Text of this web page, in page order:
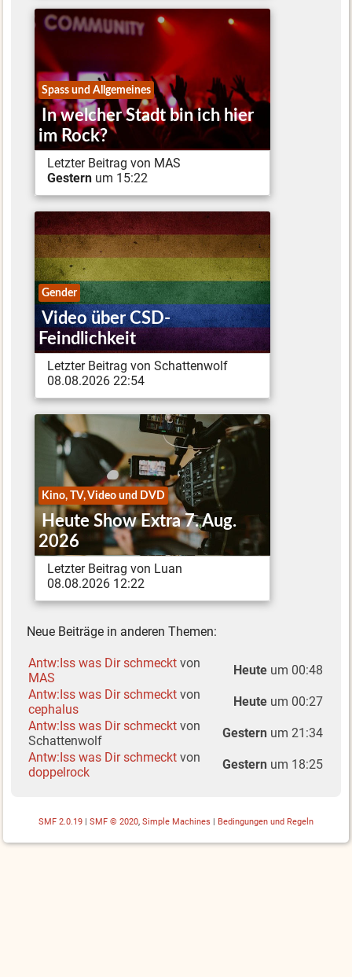
Spass und Allgemeines
In welcher Stadt bin ich hier
im Rock?
Letzter Beitrag von MAS
Gestern um 15:22
Gender
Video über CSD-
Feindlichkeit
Letzter Beitrag von Schattenwolf
08.08.2026 22:54
Kino, TV, Video und DVD
Heute Show Extra 7. Aug.
2026
Letzter Beitrag von Luan
08.08.2026 12:22
Neue Beiträge in anderen Themen:
Antw:Iss was Dir schmeckt von
MAS
Heute um 00:48
Antw:Iss was Dir schmeckt von
cephalus
Heute um 00:27
Antw:Iss was Dir schmeckt von
Schattenwolf
Gestern um 21:34
Antw:Iss was Dir schmeckt von
doppelrock
Gestern um 18:25
SMF 2.0.19 | SMF © 2020 Simple Machines | Bedingungen und Regeln